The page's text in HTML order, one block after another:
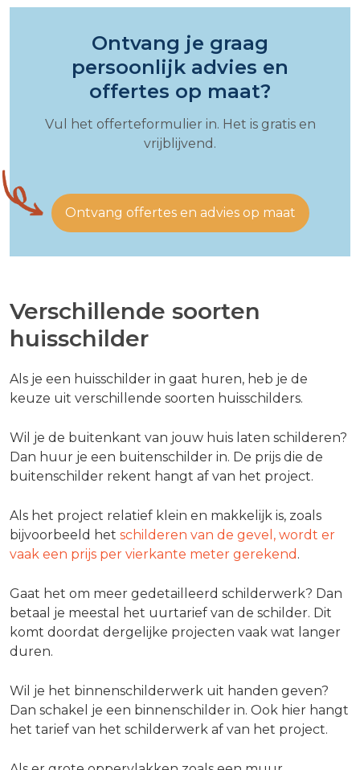
Ontvang je graag
persoonlijk advies en
offertes op maat?
Vul het offerteformulier in. Het is gratis en
vrijblijvend.
Ontvang offertes en advies op maat
Verschillende soorten
huisschilder
Als je een huisschilder in gaat huren, heb je de
keuze uit verschillende soorten huisschilders.
Wil je de buitenkant van jouw huis laten schilderen?
Dan huur je een buitenschilder in. De prijs die de
buitenschilder rekent hangt af van het project.
Als het project relatief klein en makkelijk is, zoals
bijvoorbeeld het schilderen van de gevel, wordt er
vaak een prijs per vierkante meter gerekend .
Gaat het om meer gedetailleerd schilderwerk? Dan
betaal je meestal het uurtarief van de schilder. Dit
komt doordat dergelijke projecten vaak wat langer
duren.
Wil je het binnenschilderwerk uit handen geven?
Dan schakel je een binnenschilder in. Ook hier hangt
het tarief van het schilderwerk af van het project.